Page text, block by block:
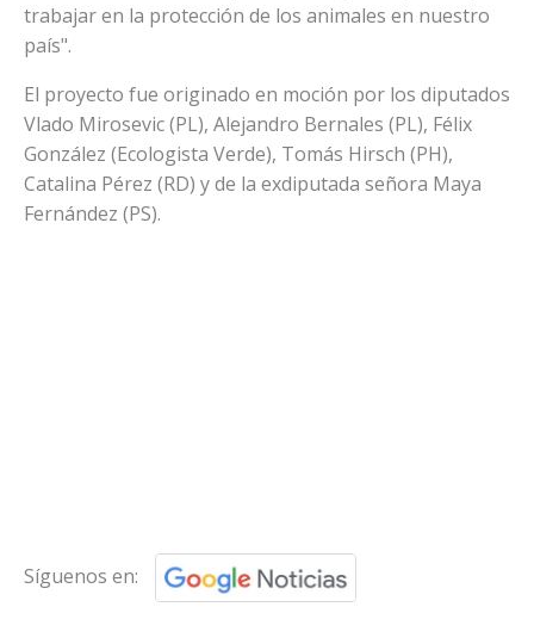
trabajar en la protección de los animales en nuestro
país".
El proyecto fue originado en moción por los diputados
Vlado Mirosevic (PL), Alejandro Bernales (PL), Félix
González (Ecologista Verde), Tomás Hirsch (PH),
Catalina Pérez (RD) y de la exdiputada señora Maya
Fernández (PS).
Síguenos en: